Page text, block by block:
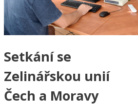
Setkání se
Zelinářskou unií
Čech a Moravy